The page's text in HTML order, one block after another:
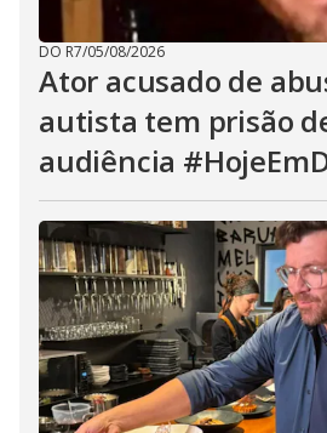
DO R7/05/08/2026
Ator acusado de
autista tem prisão
audiência